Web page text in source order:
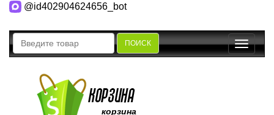
@id402904624656_bot
ПОИСК
Toggle
корзина